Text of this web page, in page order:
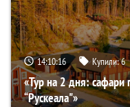
14:10:14 Купили:6
«Тур на 2 дня:
“Рускеала"»